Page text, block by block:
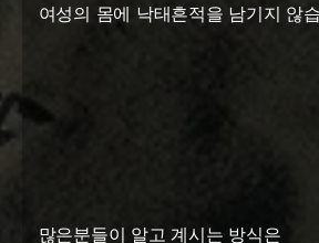
여성의 몸에 낙태흔적을 남기지 않
많은분들이 알고 계시는 방식은